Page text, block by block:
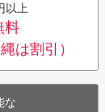
以上
料
は割引）
な